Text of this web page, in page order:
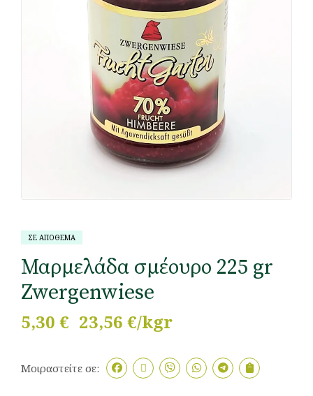
ΣΕ ΑΠΟΘΕΜΑ
Μαρμελάδα σμέουρο 225 gr
Zwergenwiese
5,30 € 23,56 €/kgr
Μοιραστείτε σε: